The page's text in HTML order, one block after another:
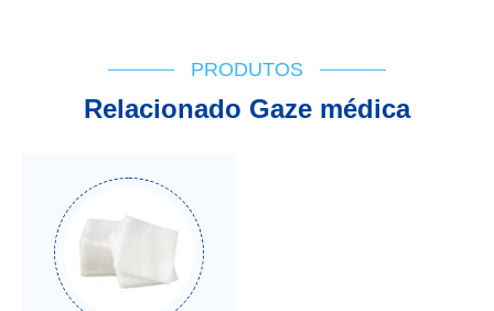
PRODUTOS
Relacionado Gaze médica